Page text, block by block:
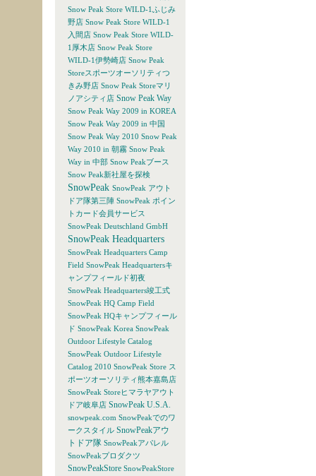
Snow Peak Store WILD-1ふじみ
野店 Snow Peak Store WILD-1
入間店 Snow Peak Store WILD-
1厚木店 Snow Peak Store
WILD-1伊勢崎店 Snow Peak
Storeスポーツオーソリティつ
きみ野店 Snow Peak Storeマリ
ノアシティ店 Snow Peak Way
Snow Peak Way 2009 in KOREA
Snow Peak Way 2009 in 中国
Snow Peak Way 2010 Snow Peak
Way 2010 in 朝霧 Snow Peak
Way in 中部 Snow Peakブース
Snow Peak新社屋を探検
SnowPeak SnowPeak アウト
ドア隊第三陣 SnowPeak ポイン
トカード会員サービス
SnowPeak Deutschland GmbH
SnowPeak Headquarters
SnowPeak Headquarters Camp
Field SnowPeak Headquartersキ
ャンプフィールド初夜
SnowPeak Headquarters竣工式
SnowPeak HQ Camp Field
SnowPeak HQキャンプフィール
ド SnowPeak Korea SnowPeak
Outdoor Lifestyle Catalog
SnowPeak Outdoor Lifestyle
Catalog 2010 SnowPeak Store ス
ポーツオーソリティ熊本嘉島店
SnowPeak Storeヒマラヤアウト
ドア岐阜店 SnowPeak U.S.A.
snowpeak.com SnowPeakでのワ
ークスタイル SnowPeakアウ
トドア隊 SnowPeakアパレル
SnowPeakプロダクツ
SnowPeakStore SnowPeakStore